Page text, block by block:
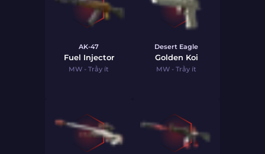
AK-47
Fuel Injector
MW - Trầy ít
Desert Eagle
Golden Koi
MW - Trầy ít